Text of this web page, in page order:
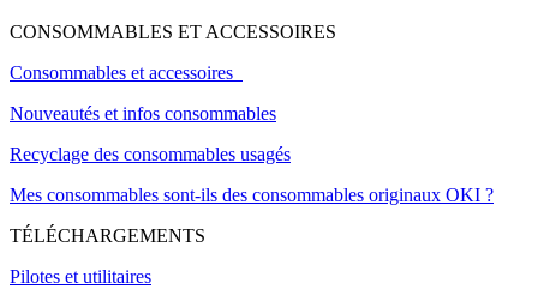
CONSOMMABLES ET ACCESSOIRES
Consommables et accessoires
Nouveautés et infos consommables
Recyclage des consommables usagés
Mes consommables sont-ils des consommables originaux OKI ?
TÉLÉCHARGEMENTS
Pilotes et utilitaires